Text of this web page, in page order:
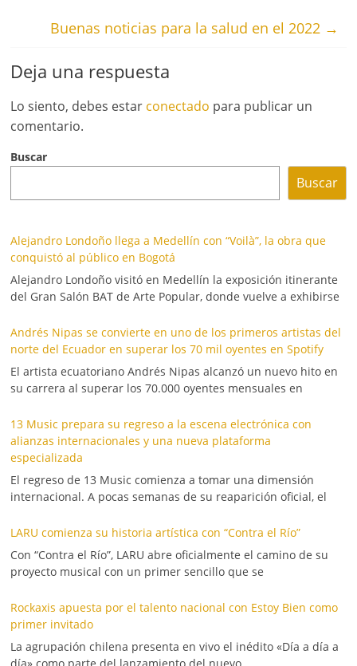
Buenas noticias para la salud en el 2022 →
Deja una respuesta
Lo siento, debes estar conectado para publicar un
comentario.
Buscar
Buscar
Alejandro Londoño llega a Medellín con “Voilà”, la obra que
conquistó al público en Bogotá
Alejandro Londoño visitó en Medellín la exposición itinerante
del Gran Salón BAT de Arte Popular, donde vuelve a exhibirse
Andrés Nipas se convierte en uno de los primeros artistas del
norte del Ecuador en superar los 70 mil oyentes en Spotify
El artista ecuatoriano Andrés Nipas alcanzó un nuevo hito en
su carrera al superar los 70.000 oyentes mensuales en
13 Music prepara su regreso a la escena electrónica con
alianzas internacionales y una nueva plataforma
especializada
El regreso de 13 Music comienza a tomar una dimensión
internacional. A pocas semanas de su reaparición oficial, el
LARU comienza su historia artística con “Contra el Río”
Con “Contra el Río”, LARU abre oficialmente el camino de su
proyecto musical con un primer sencillo que se
Rockaxis apuesta por el talento nacional con Estoy Bien como
primer invitado
La agrupación chilena presenta en vivo el inédito «Día a día a